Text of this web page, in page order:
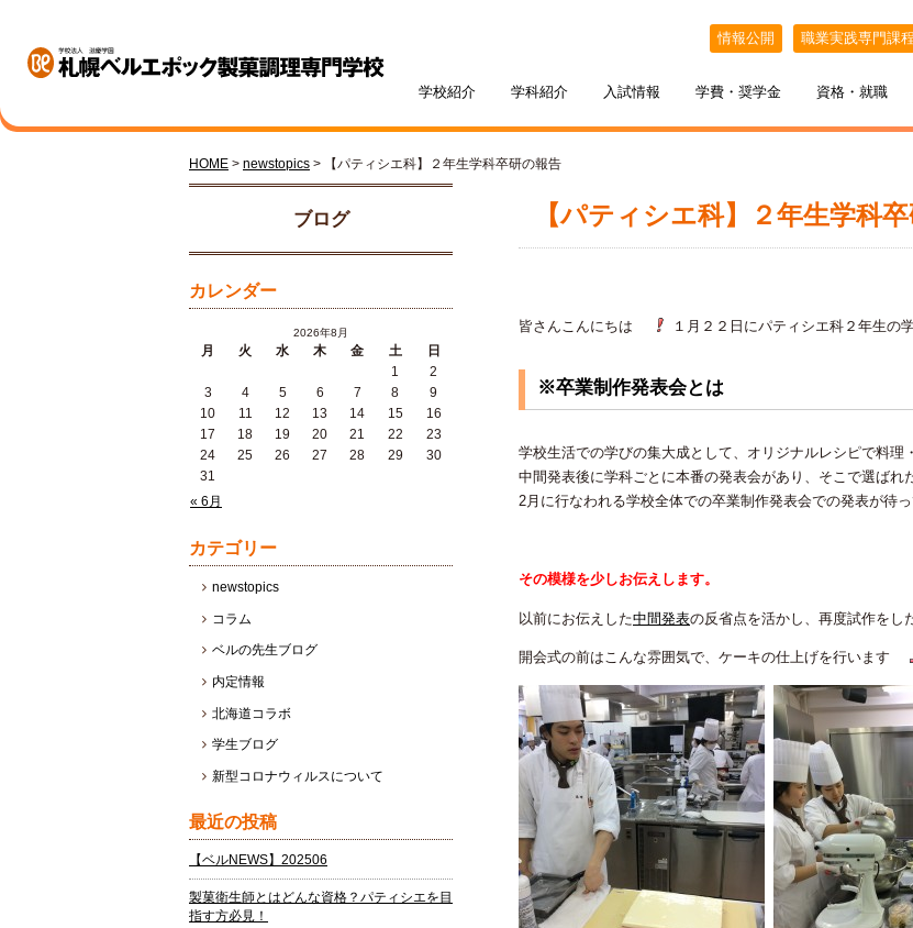
情報公開 職業実践専門課程
学校紹介
学校紹介
学科紹介
学科・専攻紹介
パティシエ科 調理師科
入試情報
入試情報
学費・奨学金
学費・奨学金
資格・就職
資格・就職
キャンパスライフ
札幌ベル生のリアルボイス 年間スケジュール BELLE×わたし
訪問者別
オープンキャンパス
HOME > newstopics > 【パティシエ科】２年生学科卒研の報告
【パティシエ科】２年生学科
皆さんこんにちは １月２２日にパティシエ科２年生の
※卒業制作発表会とは
学校生活での学びの集大成として、オリジナルレシピで料理
中間発表後に学科ごとに本番の発表会があり、そこで選ばれ
2月に行なわれる学校全体での卒業制作発表会での発表が待っ
その模様を少しお伝えします。
以前にお伝えした中間発表の反省点を活かし、再度試作を
開会式の前はこんな雰囲気で、ケーキの仕上げを行います
ブログ
カレンダー
2026年8月
月 火 水 木 金 土 日
« 6月
1
2
3
4 5 6 7 8
9
10
11 12 13 14 15
16
17
18 19 20 21 22
23
24
25 26 27 28 29
30
31
カテゴリー
newstopics
コラム
ベルの先生ブログ
内定情報
北海道コラボ
学生ブログ
新型コロナウィルスについて
最近の投稿
【ベルNEWS】202506
製菓衛生師とはどんな資格？パティシエを目
指す方必見！